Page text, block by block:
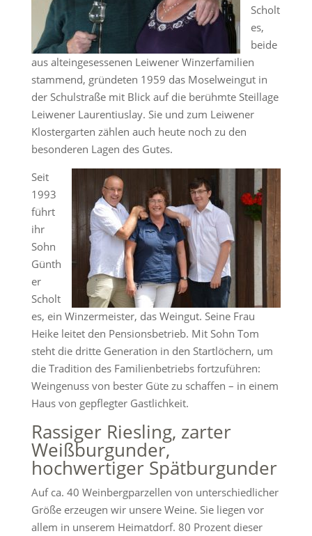
Scholt
es,
beide
aus alteingesessenen Leiwener Winzerfamilien
stammend, gründeten 1959 das Moselweingut in
der Schulstraße mit Blick auf die berühmte Steillage
Leiwener Laurentiuslay. Sie und zum Leiwener
Klostergarten zählen auch heute noch zu den
besonderen Lagen des Gutes.
Seit
1993
führt
ihr
Sohn
Günth
er
Scholt
es, ein Winzermeister, das Weingut. Seine Frau
Heike leitet den Pensionsbetrieb. Mit Sohn Tom
steht die dritte Generation in den Startlöchern, um
die Tradition des Familienbetriebs fortzuführen:
Weingenuss von bester Güte zu schaffen – in einem
Haus von gepflegter Gastlichkeit.
Rassiger Riesling, zarter
Weißburgunder,
hochwertiger Spätburgunder
Auf ca. 40 Weinbergparzellen von unterschiedlicher
Größe erzeugen wir unsere Weine. Sie liegen vor
allem in unserem Heimatdorf. 80 Prozent dieser